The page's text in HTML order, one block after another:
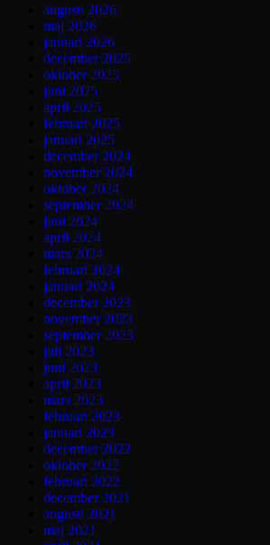
augusti 2026
maj 2026
januari 2026
december 2025
oktober 2025
juni 2025
april 2025
februari 2025
januari 2025
december 2024
november 2024
oktober 2024
september 2024
juni 2024
april 2024
mars 2024
februari 2024
januari 2024
december 2023
november 2023
september 2023
juli 2023
juni 2023
april 2023
mars 2023
februari 2023
januari 2023
december 2022
oktober 2022
februari 2022
december 2021
augusti 2021
maj 2021